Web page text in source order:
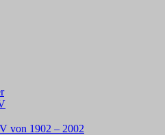
von 1902 – 2002